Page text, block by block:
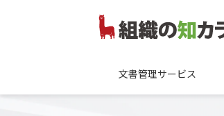
文書管理サービス